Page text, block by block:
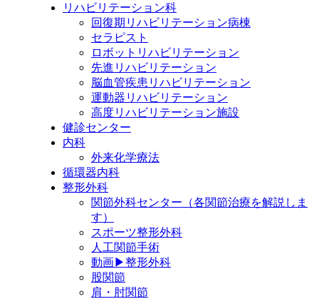
リハビリテーション科
回復期リハビリテーション病棟
セラピスト
ロボットリハビリテーション
先進リハビリテーション
脳血管疾患リハビリテーション
運動器リハビリテーション
高度リハビリテーション施設
健診センター
内科
外来化学療法
循環器内科
整形外科
関節外科センター（各関節治療を解説しま
す）
スポーツ整形外科
人工関節手術
動画▶整形外科
股関節
肩・肘関節